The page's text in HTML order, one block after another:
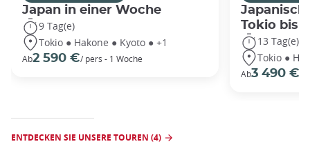
Japan in einer Woche
9 Tag(e)
Tokio ● Hakone ● Kyoto ● +1
Ab2 590 €/ pers - 1 Woche
Tokio bis
13 Tag(e)
Tokio ●
Ab3 490 €
ENTDECKEN SIE UNSERE TOUREN (4)